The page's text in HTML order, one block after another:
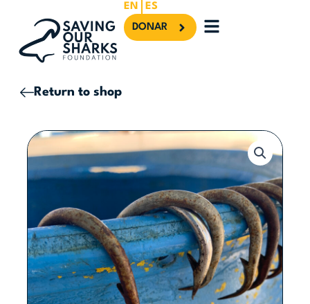
contenido
EN ES
Carrito
DONAR
Return to shop